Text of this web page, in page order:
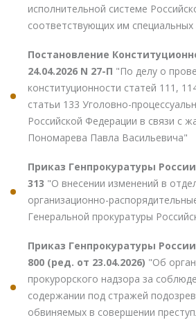
исполнительной системе
соответствующих им специальных
Постановление
24.04.2026 N 27-П "По делу о
конституционности статей 111,
статьи 133 Уголовно-
Российской Федерации в связи с
Пономарева Павла Васильевича"
Приказ Генпрокуратуры России
313 "О внесении изменений в
организационно-
Генеральной прокуратуры
Приказ Генпрокуратуры России
800 (ред. от 23.04.2026) "Об
прокурорского надзора за
содержании под стражей
обвиняемых в совершении